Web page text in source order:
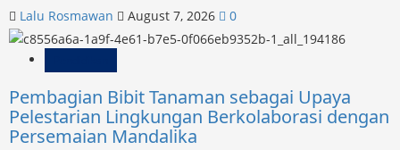
Lalu Rosmawan August 7, 2026 0
Pembagian Bibit Tanaman sebagai Upaya
Pelestarian Lingkungan Berkolaborasi dengan
Persemaian Mandalika